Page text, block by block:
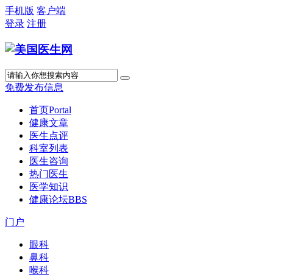
手机版 客户端
登录 注册
免费发布信息
首页Portal
健康文章
医生点评
科室列表
医生咨询
热门医生
医学知识
健康论坛BBS
门户
眼科
鼻科
喉科